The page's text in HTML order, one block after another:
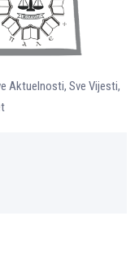
Aktuelnosti, Sve Vijesti,